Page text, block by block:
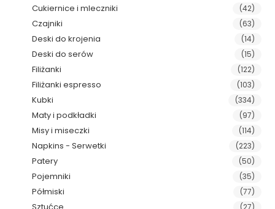
Cukiernice i mleczniki (42)
Czajniki (63)
Deski do krojenia (14)
Deski do serów (15)
Filiżanki (122)
Filiżanki espresso (103)
Kubki (334)
Maty i podkładki (97)
Misy i miseczki (114)
Napkins - Serwetki (223)
Patery (50)
Pojemniki (35)
Półmiski (77)